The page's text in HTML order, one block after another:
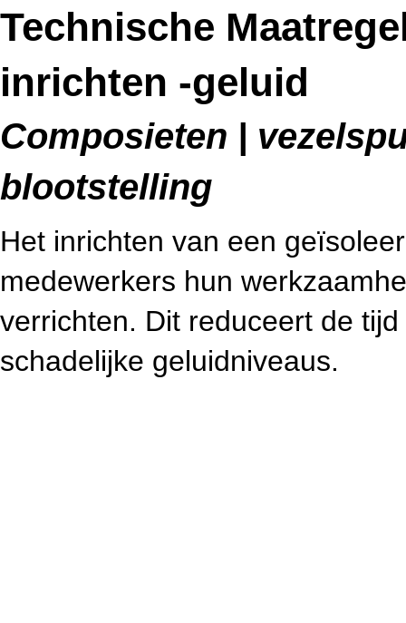
Technische
inrichten -geluid
Composieten |
blootstelling
Het inrichten van een
medewerkers hun
verrichten. Dit reduceert de
schadelijke geluidniveaus.